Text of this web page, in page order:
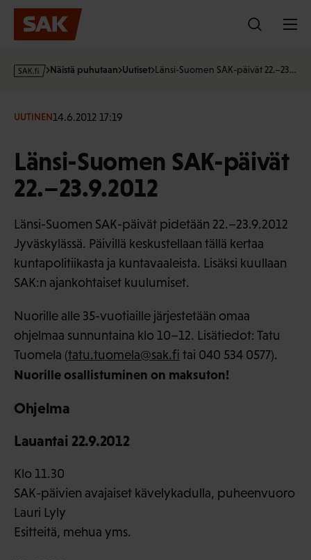
Hyppää
sisältöön
s
·
Näistä puhutaan Uutiset Länsi-Suomen SAK-päivät 22.–23…
UUTINEN14.6.2012 17:19
Länsi-Suomen SAK-päivät
22.–23.9.2012
Länsi-Suomen SAK-päivät pidetään 22.–23.9.2012
Jyväskylässä. Päivillä keskustellaan tällä kertaa
kuntapolitiikasta ja kuntavaaleista. Lisäksi kuullaan
SAK:n ajankohtaiset kuulumiset.
Nuorille alle 35-vuotiaille järjestetään omaa
ohjelmaa sunnuntaina klo 10–12. Lisätiedot: Tatu
Tuomela (tatu.tuomela@sak.fi tai 040 534 0577).
Nuorille osallistuminen on maksuton!
Ohjelma
Lauantai 22.9.2012
Klo 11.30
SAK-päivien avajaiset kävelykadulla, puheenvuoro
Lauri Lyly
Esitteitä, mehua yms.